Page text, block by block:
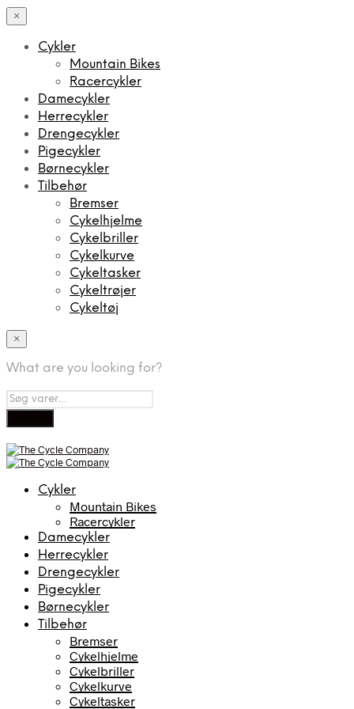
×
Cykler
Mountain Bikes
Racercykler
Damecykler
Herrecykler
Drengecykler
Pigecykler
Børnecykler
Tilbehør
Bremser
Cykelhjelme
Cykelbriller
Cykelkurve
Cykeltasker
Cykeltrøjer
Cykeltøj
×
What are you looking for?
Cykler
Mountain Bikes
Racercykler
Damecykler
Herrecykler
Drengecykler
Pigecykler
Børnecykler
Tilbehør
Bremser
Cykelhjelme
Cykelbriller
Cykelkurve
Cykeltasker